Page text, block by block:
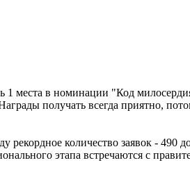
места в номинации "Код
получать всегда приятно,
количество заявок - 490
этапа встречаются с